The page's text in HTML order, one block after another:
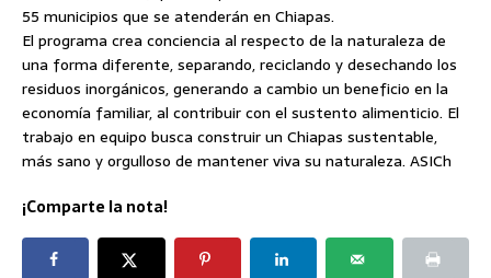
55 municipios que se atenderán en Chiapas.
El programa crea conciencia al respecto de la naturaleza de
una forma diferente, separando, reciclando y desechando los
residuos inorgánicos, generando a cambio un beneficio en la
economía familiar, al contribuir con el sustento alimenticio. El
trabajo en equipo busca construir un Chiapas sustentable,
más sano y orgulloso de mantener viva su naturaleza. ASICh
¡Comparte la nota!